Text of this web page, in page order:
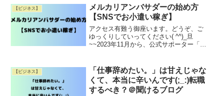
様に向けて、事務所移転時の税務手続き
をわかりRead More
【ビジネス】
メルカリアンバサダーの始め方
【SNSでお小遣い稼ぎ】
アクセス有難う御座います。どうぞ、ご
ゆっくりしていってください( ^^)_旦
~~2023年11月から、公式サポーター「メ
り、お得に欲しいものを買ったりできる
フリマアプリでRead More
【ビジネス】
「仕事辞めたい。」は甘えじゃな
くて、本当に辛いんです(;_:)転職
するべき？＠聞けるブログ